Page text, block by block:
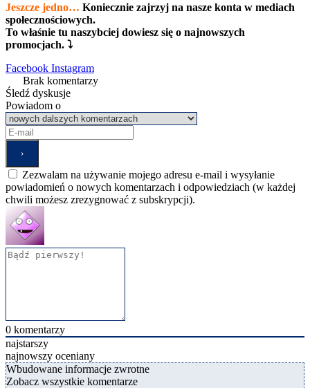
Jeszcze jedno… Koniecznie zajrzyj na nasze konta w mediach
społecznościowych.
To właśnie tu naszybciej dowiesz się o najnowszych
promocjach. ⤵
Facebook Instagram
Brak komentarzy
Śledź dyskusje
Powiadom o
Zezwalam na używanie mojego adresu e-mail i wysyłanie
powiadomień o nowych komentarzach i odpowiedziach (w każdej
chwili możesz zrezygnować z subskrypcji).
0 komentarzy
najstarszy
najnowszy oceniany
Wbudowane informacje zwrotne
Zobacz wszystkie komentarze